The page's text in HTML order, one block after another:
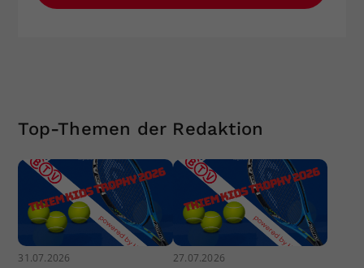
Top-Themen der Redaktion
31.07.2026 27.07.2026